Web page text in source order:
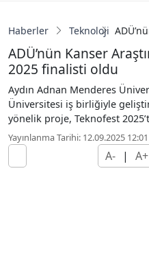
Haberler Teknoloji
ADÜ’nün Kanser
2025 finalisti oldu
Aydın Adnan Menderes
Üniversitesi iş birliğiyle
yönelik proje, Teknofest
Yayınlanma Tarihi: 12.09.2025 12:01
A- | A+